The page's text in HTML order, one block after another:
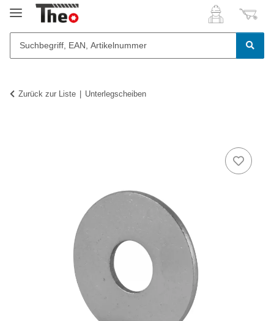
Zurück zur Liste Unterlegscheiben